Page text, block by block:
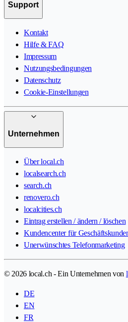
Support
Kontakt
Hilfe & FAQ
Impressum
Nutzungsbedingungen
Datenschutz
Cookie-Einstellungen
Unternehmen
Über local.ch
localsearch.ch
search.ch
renovero.ch
localcities.ch
Eintrag erstellen / ändern / löschen
Kundencenter für
Unerwünschtes Telefonmarketing
© 2026 local.ch - Ein Unternehmen von
DE
EN
FR